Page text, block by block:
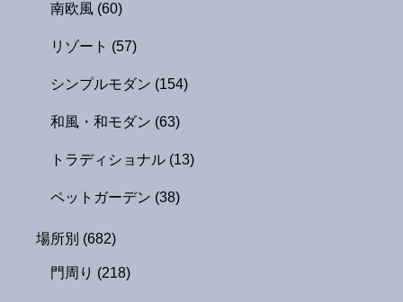
南欧風 (60)
リゾート (57)
シンプルモダン (154)
和風・和モダン (63)
トラディショナル (13)
ペットガーデン (38)
場所別 (682)
門周り (218)